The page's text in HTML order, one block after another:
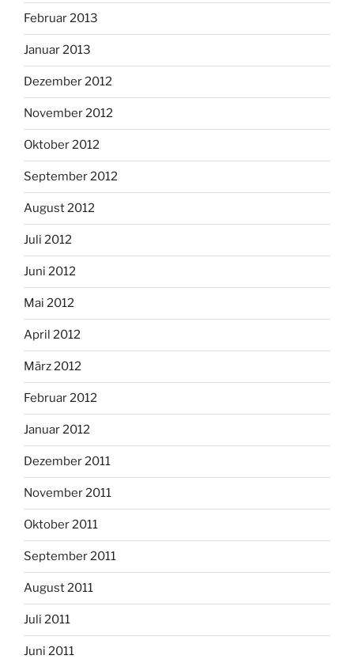
Februar 2013
Januar 2013
Dezember 2012
November 2012
Oktober 2012
September 2012
August 2012
Juli 2012
Juni 2012
Mai 2012
April 2012
März 2012
Februar 2012
Januar 2012
Dezember 2011
November 2011
Oktober 2011
September 2011
August 2011
Juli 2011
Juni 2011